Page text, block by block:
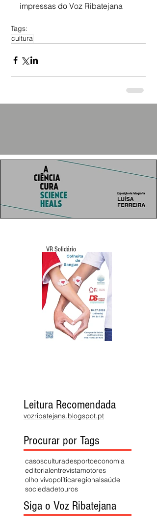
impressas do Voz Ribatejana
Tags:
cultura
VR Solidário
Leitura Recomendada
vozribatejana.blogspot.pt
Procurar por Tags
casosculturadesportoeconomia
editorialentrevistamotores
olho vivopolíticaregionalsaúde
sociedadetouros
Siga o Voz Ribatejana